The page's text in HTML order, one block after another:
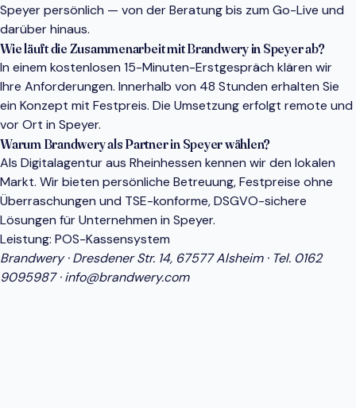
Speyer persönlich — von der Beratung bis zum Go-Live und
darüber hinaus.
Wie läuft die Zusammenarbeit mit Brandwery in Speyer ab?
In einem kostenlosen 15-Minuten-Erstgespräch klären wir
Ihre Anforderungen. Innerhalb von 48 Stunden erhalten Sie
ein Konzept mit Festpreis. Die Umsetzung erfolgt remote und
vor Ort in Speyer.
Warum Brandwery als Partner in Speyer wählen?
Als Digitalagentur aus Rheinhessen kennen wir den lokalen
Markt. Wir bieten persönliche Betreuung, Festpreise ohne
Überraschungen und TSE-konforme, DSGVO-sichere
Lösungen für Unternehmen in Speyer.
Leistung: POS-Kassensystem
Brandwery · Dresdener Str. 14, 67577 Alsheim · Tel. 0162
9095987·info@brandwery.com